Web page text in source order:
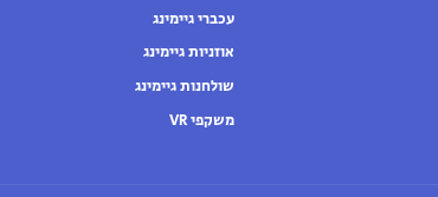
עכברי גיימינג
אוזניות גיימינג
שולחנות גיימינג
משקפי VR